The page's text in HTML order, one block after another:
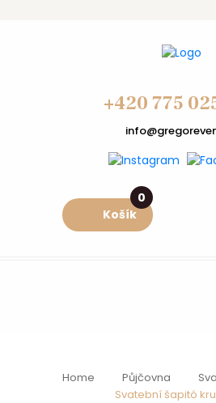
+420 775
Košík
0
Home Půjčovna
Svatební šapitó